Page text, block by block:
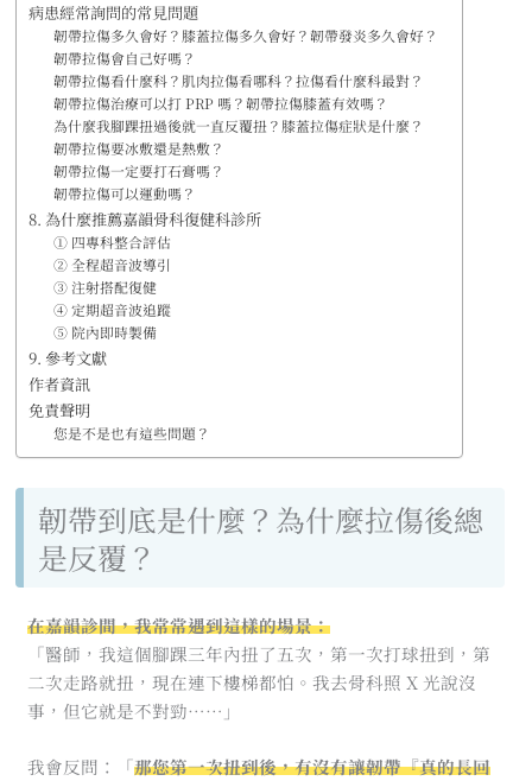
病患經常詢問的常見問題
韌帶拉傷多久會好？膝蓋拉傷多久會好？韌帶發炎多久會好？
韌帶拉傷會自己好嗎？
韌帶拉傷看什麼科？肌肉拉傷看哪科？拉傷看什麼科最對？
韌帶拉傷治療可以打 PRP 嗎？韌帶拉傷膝蓋有效嗎？
為什麼我腳踝扭過後就一直反覆扭？膝蓋拉傷症狀是什麼？
韌帶拉傷要冰敷還是熱敷？
韌帶拉傷一定要打石膏嗎？
韌帶拉傷可以運動嗎？
8. 為什麼推薦嘉韻骨科復健科診所
① 四專科整合評估
② 全程超音波導引
③ 注射搭配復健
④ 定期超音波追蹤
⑤ 院內即時製備
9. 參考文獻
作者資訊
免責聲明
您是不是也有這些問題？
韌帶到底是什麼？為什麼拉傷後總
是反覆？
在嘉韻診間，我常常遇到這樣的場景：
「醫師，我這個腳踝三年內扭了五次，第一次打球扭到，第
二次走路就扭，現在連下樓梯都怕。我去骨科照 X 光說沒
事，但它就是不對勁……」
我會反問：「那您第一次扭到後，有沒有讓韌帶『真的長回